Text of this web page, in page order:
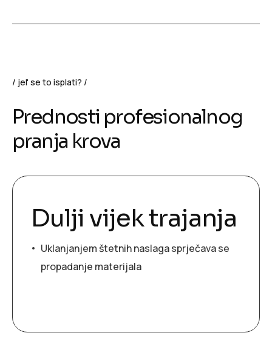
jel' se to isplati?
Prednosti profesionalnog
pranja krova
Dulji vijek trajanja
Uklanjanjem štetnih naslaga sprječava se
propadanje materijala